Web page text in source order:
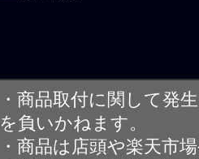
・商品取付に関して発
を負いかねます。
・商品は店頭や楽天市